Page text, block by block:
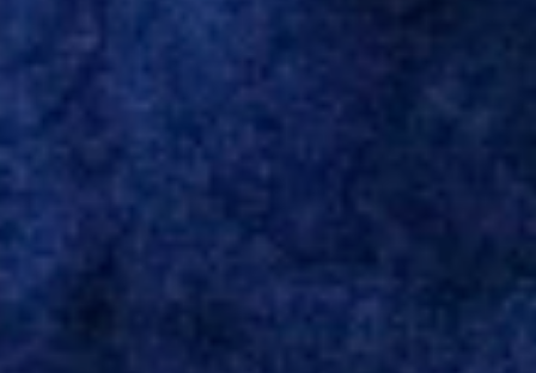
Desde então, está no Kayserispor. Caso a negociação seja
concretizada, o jogador chegará ao Beira-Rio para ser mais uma